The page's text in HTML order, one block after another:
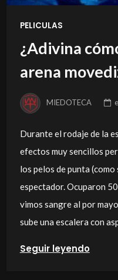
PELICULAS
¿Adivina
arena
la calle del
MIEDOTECA
Durante el rodaje de la
efectos muy sencillos
los pelos de punta
espectador. Ocuparon
vimos sangre al por
sube una escalera con
Seguir leyendo